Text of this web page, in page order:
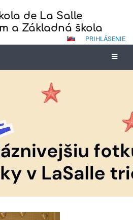
de La Salle
a Základná škola
PRIHLÁSENIE